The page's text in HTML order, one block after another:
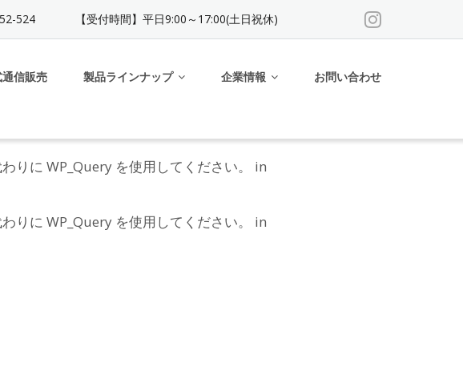
524 【受付時間】平日9:00～17:00(土日祝休)
信販売 製品ラインナップ 企業情報 お問い合わせ
りに WP_Query を使用してください。 in
りに WP_Query を使用してください。 in